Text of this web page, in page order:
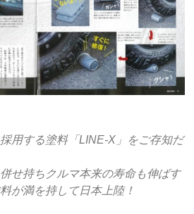
用する塗料「LINE-X」をご存知だ
せ持ちクルマ本来の寿命も伸ばす
が満を持して日本上陸！